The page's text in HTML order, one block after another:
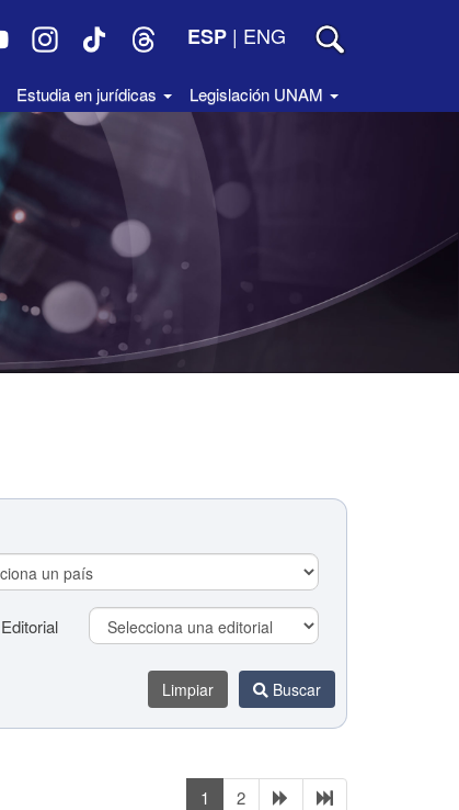
ESP | ENG
Estudia en jurídicas Legislación UNAM
Editorial
Limpiar Buscar
1 2